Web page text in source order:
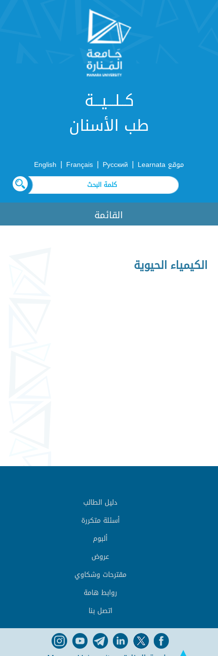
كــلـــيـــة
طب الأسنان
موقع Learnata |
Русский
|
Français
|
English
القائمة
الكيمياء الحيوية
دليل الطالب
أسئلة متكررة
ألبوم
عروض
مقترحات وشكاوي
روابط هامة
اتصل بنا